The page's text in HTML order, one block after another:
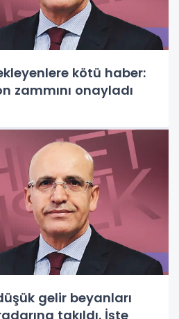
kötü haber:
zammını onayladı
gelir beyanları
takıldı. İşte